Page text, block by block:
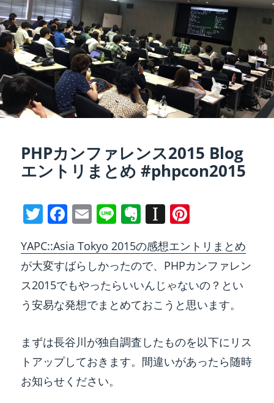
PHPカンファレンス2015 Blog
エントリまとめ #phpcon2015
T
itt
er
F
c
e
b
o
o
k
E
ai
l
Li
e
E
er
n
ot
e
In
a
p
a
p
er
er
e
st
YAPC::Asia Tokyo 2015の感想エントリまとめ
が大変すばらしかったので、PHPカンファレン
ス2015でもやったらいいんじゃないの？とい
う安易な発想でまとめておこうと思います。
まずは長谷川が独自調査したものを以下にリス
トアップしておきます。間違いがあったら随時
お知らせください。